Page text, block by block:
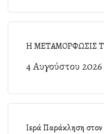
Η ΜΕΤΑΜΟΡΦΩΣΙΣ
4 Αυγούστου 2026
Ιερά Παράκληση στον